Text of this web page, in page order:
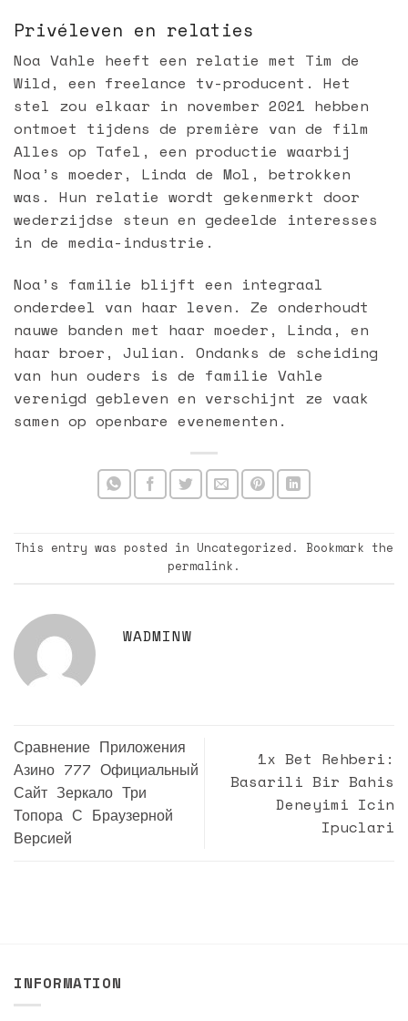
Privéleven en relaties
Noa Vahle heeft een relatie met Tim de
Wild, een freelance tv-producent. Het
stel zou elkaar in november 2021 hebben
ontmoet tijdens de première van de film
Alles op Tafel, een productie waarbij
Noa’s moeder, Linda de Mol, betrokken
was. Hun relatie wordt gekenmerkt door
wederzijdse steun en gedeelde interesses
in de media-industrie.
Noa’s familie blijft een integraal
onderdeel van haar leven. Ze onderhoudt
nauwe banden met haar moeder, Linda, en
haar broer, Julian. Ondanks de scheiding
van hun ouders is de familie Vahle
verenigd gebleven en verschijnt ze vaak
samen op openbare evenementen.
This entry was posted in Uncategorized . Bookmark the
permalink .
WADMINW
Сравнение Приложения
Азино 777 Официальный
Сайт Зеркало Три
Топора С Браузерной
Версией
1x Bet Rehberi:
Basarili Bir Bahis
Deneyimi Icin
Ipuclari
INFORMATION